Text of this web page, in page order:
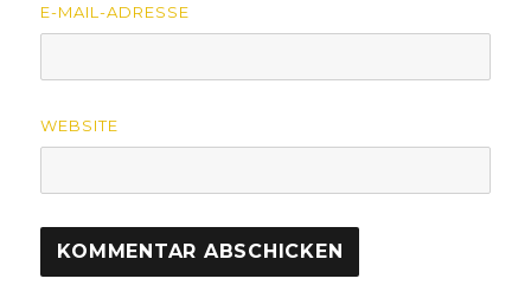
E-MAIL-ADRESSE
WEBSITE